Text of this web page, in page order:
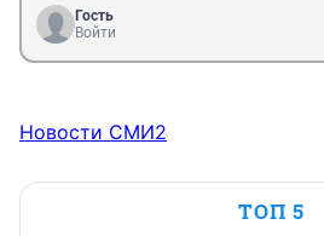
Гость
Войти
Новости СМИ2
ТОП 5